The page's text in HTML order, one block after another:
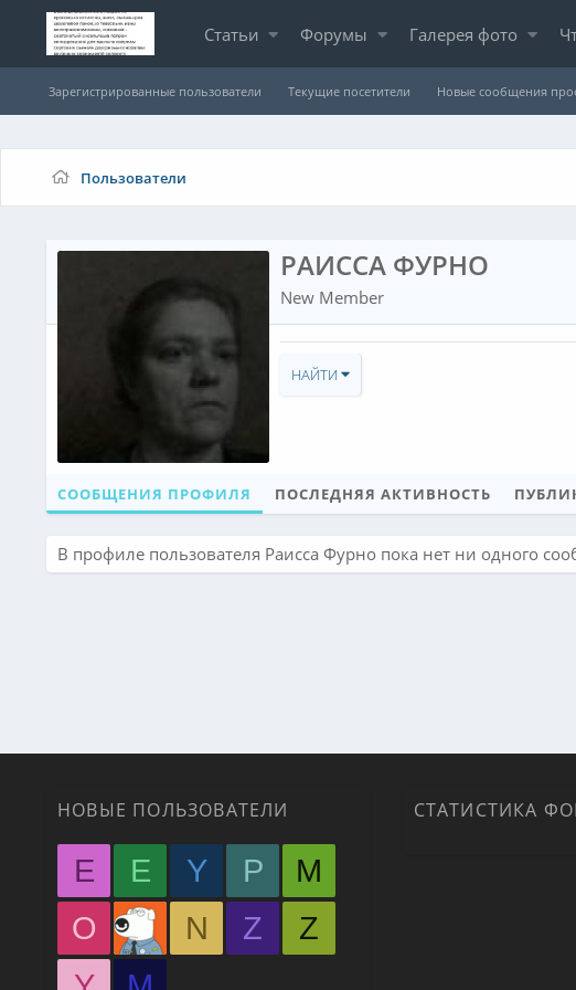
Статьи Форумы Галерея фото
Зарегистрированные пользователи Текущие посетители Новые сообщения
Пользователи
РАИССА ФУРНО
New Member
НАЙТИ
СООБЩЕНИЯ ПРОФИЛЯ ПОСЛЕДНЯЯ АКТИВНОСТЬ
В профиле пользователя Раисса Фурно пока нет ни одного
НОВЫЕ ПОЛЬЗОВАТЕЛИ
E E Y P
M
O
N Z
Z
СТАТИСТИКА